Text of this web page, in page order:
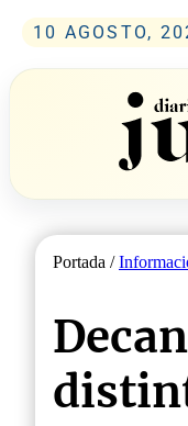
10 AGOSTO,
Portada /